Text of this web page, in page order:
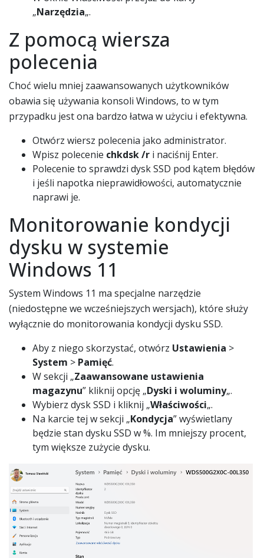
„Narzędzia„.
Z pomocą wiersza
polecenia
Choć wielu mniej zaawansowanych użytkowników
obawia się używania konsoli Windows, to w tym
przypadku jest ona bardzo łatwa w użyciu i efektywna.
Otwórz wiersz polecenia jako administrator.
Wpisz polecenie chkdsk /r i naciśnij Enter.
Polecenie to sprawdzi dysk SSD pod kątem błędów
i jeśli napotka nieprawidłowości, automatycznie
naprawi je.
Monitorowanie kondycji
dysku w systemie
Windows 11
System Windows 11 ma specjalne narzędzie
(niedostępne we wcześniejszych wersjach), które służy
wyłącznie do monitorowania kondycji dysku SSD.
Aby z niego skorzystać, otwórz Ustawienia >
System > Pamięć.
W sekcji „Zaawansowane ustawienia
magazynu” kliknij opcję „Dyski i woluminy„.
Wybierz dysk SSD i kliknij „Właściwości„.
Na karcie tej w sekcji „Kondycja” wyświetlany
będzie stan dysku SSD w %. Im mniejszy procent,
tym większe zużycie dysku.